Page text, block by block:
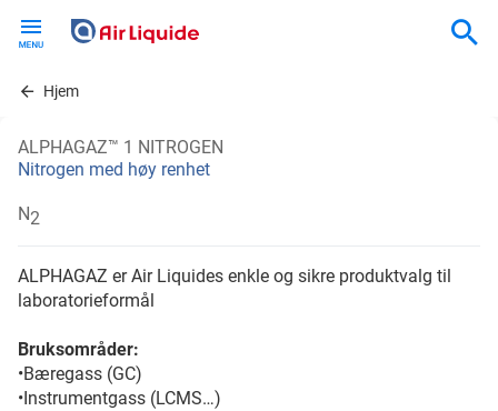
contentHjem
ALPHAGAZ™ 1 NITROGEN
Nitrogen med høy renhet
N2
ALPHAGAZ er Air Liquides enkle og sikre produktvalg til
laboratorieformål
Bruksområder:
•Bæregass (GC)
•Instrumentgass (LCMS…)